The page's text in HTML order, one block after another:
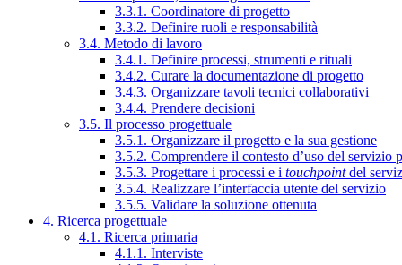
3.3.1. Coordinatore di progetto
3.3.2. Definire ruoli e responsabilità
3.4. Metodo di lavoro
3.4.1. Definire processi, strumenti e rituali
3.4.2. Curare la documentazione di progetto
3.4.3. Organizzare tavoli tecnici collaborativi
3.4.4. Prendere decisioni
3.5. Il processo progettuale
3.5.1. Organizzare il progetto e la sua gestione
3.5.2. Comprendere il contesto d’uso del servizio
3.5.3. Progettare i processi e i touchpointdel
3.5.4. Realizzare l’interfaccia utente del servizio
3.5.5. Validare la soluzione ottenuta
4. Ricerca progettuale
4.1. Ricerca primaria
4.1.1. Interviste